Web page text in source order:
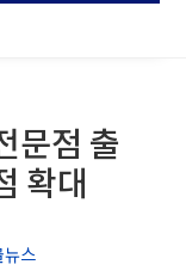
문점 출
확대
뉴스